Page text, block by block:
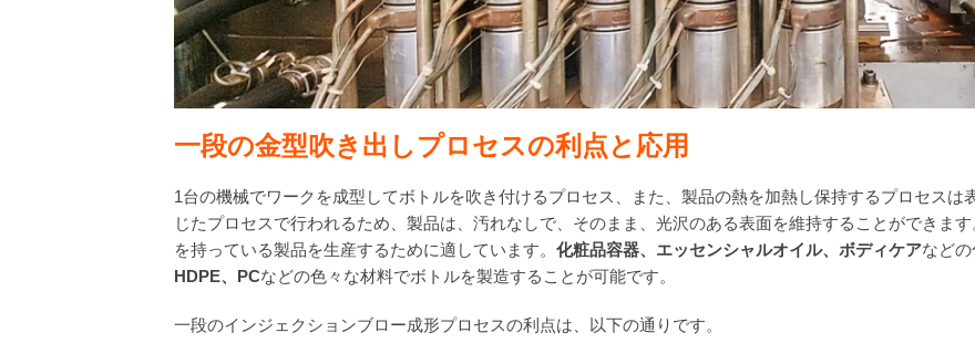
一段の金型吹き出しプロセスの利点と応用
1台の機械でワークを成型してボトルを吹き付けるプロセス、また、製品の熱を加熱し保持するプロセス
じたプロセスで行われるため、製品は、汚れなしで、そのまま、光沢のある表面を維持することができま
を持っている製品を生産するために適しています。 化粧品容器、エッセンシャルオイル、ボディケアなど
HDPE、 PCなどの色々な材料でボトルを製造することが可能です。
一段のインジェクションブロー成形プロセスの利点は、以下の通りです。